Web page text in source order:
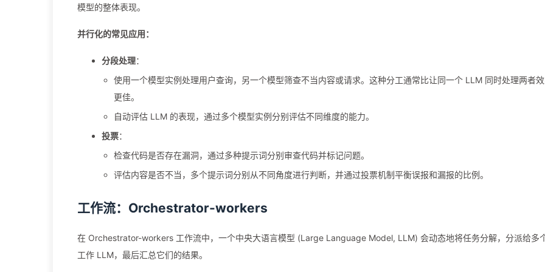
模型的整体表现。
并行化的常见应用：
分段处理：
使用一个模型实例处理用户查询，另一个模型筛查不当内容或请求。这种分工通常比让同一个 LLM 同时处理两者
更佳。
自动评估 LLM 的表现，通过多个模型实例分别评估不同维度的能力。
投票：
检查代码是否存在漏洞，通过多种提示词分别审查代码并标记问题。
评估内容是否不当，多个提示词分别从不同角度进行判断，并通过投票机制平衡误报和漏报的比例。
工作流：Orchestrator-workers
在 Orchestrator-workers 工作流中，一个中央大语言模型 (Large Language Model, LLM) 会动态地将任务分解，分派给多
工作 LLM，最后汇总它们的结果。